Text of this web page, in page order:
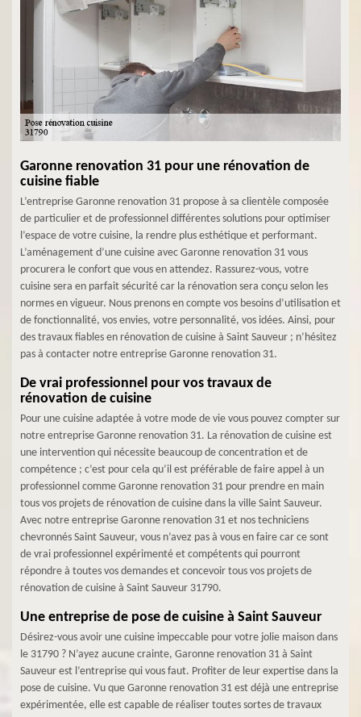
Garonne renovation 31 pour une rénovation de
cuisine fiable
L’entreprise Garonne renovation 31 propose à sa clientèle composée
de particulier et de professionnel différentes solutions pour optimiser
l’espace de votre cuisine, la rendre plus esthétique et performant.
L’aménagement d’une cuisine avec Garonne renovation 31 vous
procurera le confort que vous en attendez. Rassurez-vous, votre
cuisine sera en parfait sécurité car la rénovation sera conçu selon les
normes en vigueur. Nous prenons en compte vos besoins d’utilisation et
de fonctionnalité, vos envies, votre personnalité, vos idées. Ainsi, pour
des travaux fiables en rénovation de cuisine à Saint Sauveur ; n’hésitez
pas à contacter notre entreprise Garonne renovation 31.
De vrai professionnel pour vos travaux de
rénovation de cuisine
Pour une cuisine adaptée à votre mode de vie vous pouvez compter sur
notre entreprise Garonne renovation 31. La rénovation de cuisine est
une intervention qui nécessite beaucoup de concentration et de
compétence ; c’est pour cela qu’il est préférable de faire appel à un
professionnel comme Garonne renovation 31 pour prendre en main
tous vos projets de rénovation de cuisine dans la ville Saint Sauveur.
Avec notre entreprise Garonne renovation 31 et nos techniciens
chevronnés Saint Sauveur, vous n’avez pas à vous en faire car ce sont
de vrai professionnel expérimenté et compétents qui pourront
répondre à toutes vos demandes et concevoir tous vos projets de
rénovation de cuisine à Saint Sauveur 31790.
Une entreprise de pose de cuisine à Saint Sauveur
Désirez-vous avoir une cuisine impeccable pour votre jolie maison dans
le 31790 ? N’ayez aucune crainte, Garonne renovation 31 à Saint
Sauveur est l’entreprise qui vous faut. Profiter de leur expertise dans la
pose de cuisine. Vu que Garonne renovation 31 est déjà une entreprise
expérimentée, elle est capable de réaliser toutes sortes de travaux